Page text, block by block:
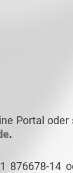
Portal oder
.
14